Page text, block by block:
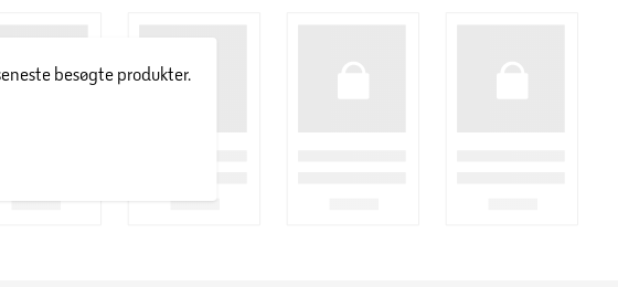
besøgte produkter.